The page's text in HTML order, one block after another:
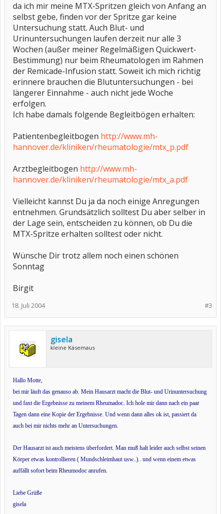
da ich mir meine MTX-Spritzen gleich von Anfang an
selbst gebe, finden vor der Spritze gar keine
Untersuchung statt. Auch Blut- und
Urinuntersuchungen laufen derzeit nur alle 3
Wochen (außer meiner Regelmäßigen Quickwert-
Bestimmung) nur beim Rheumatologen im Rahmen
der Remicade-Infusion statt. Soweit ich mich richtig
erinnere brauchen die Blutuntersuchungen - bei
längerer Einnahme - auch nicht jede Woche
erfolgen.
Ich habe damals folgende Begleitbögen erhalten:
Patientenbegleitbogen http://www.mh-
hannover.de/kliniken/rheumatologie/mtx_p.pdf
Arztbegleitbogen http://www.mh-
hannover.de/kliniken/rheumatologie/mtx_a.pdf
Vielleicht kannst Du ja da noch einige Anregungen
entnehmen. Grundsätzlich solltest Du aber selber in
der Lage sein, entscheiden zu können, ob Du die
MTX-Spritze erhalten solltest oder nicht.
Wünsche Dir trotz allem noch einen schönen
Sonntag
Birgit
#3
18. Juli 2004
gisela
kleine Käsemaus
Hallo Motte,
bei mir läuft das genauso ab. Mein Hausarzt macht die Blut- und Urinuntersuchung
und faxt die Ergebnisse zu meinem Rheumadoc. Ich hole mir dann nach ein paar
Tagen dann eine Kopie der Ergebnisse. Und wenn dann alles ok ist, passiert da
auch bei mir nichts mehr an Untersuchungen.
Der Hausarzt ist auch meistens überfordert. Man muß halt leider auch selbst seinen
Körper etwas kontrollieren ( Mundschleimhaut usw..).. und wenn einem etwas
auffällt sofort beim Rheumodoc anrufen.
Liebe Grüße
gisela